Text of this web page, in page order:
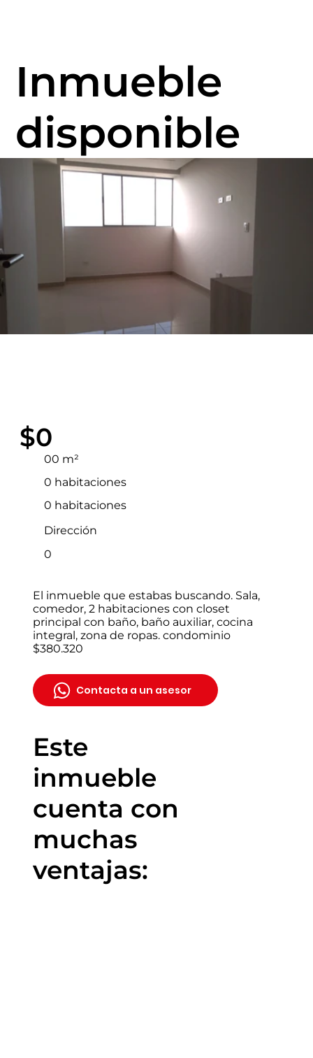
Inmueble
disponible
$0
0 habitaciones
0 habitaciones
00 m²
Dirección
0
El inmueble que estabas buscando. Sala,
comedor, 2 habitaciones con closet
principal con baño, baño auxiliar, cocina
integral, zona de ropas. condominio
$380.320
Contacta a un asesor
Este
inmueble
cuenta con
muchas
ventajas: